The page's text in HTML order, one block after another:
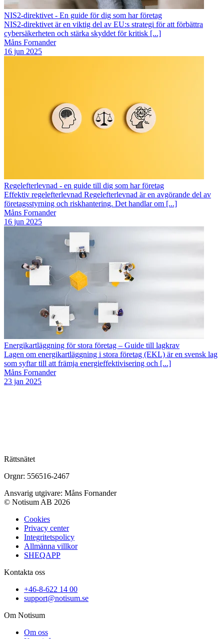
NIS2-direktivet - En guide för dig som har företag
NIS2-direktivet är en viktig del av EU:s strategi för att förbättra
cybersäkerheten och stärka skyddet för kritisk [...]
Måns Fornander
16 jun 2025
Regelefterlevnad - en guide till dig som har företag
Effektiv regelefterlevnad Regelefterlevnad är en avgörande del av
företagsstyrning och riskhantering. Det handlar om [...]
Måns Fornander
16 jun 2025
Energikartläggning för stora företag – Guide till lagkrav
Lagen om energikartläggning i stora företag (EKL) är en svensk lag
som syftar till att främja energieffektivisering och [...]
Måns Fornander
23 jan 2025
Rättsnätet
Orgnr: 556516-2467
Ansvarig utgivare: Måns Fornander
© Notisum AB 2026
Cookies
Privacy center
Integritetspolicy
Allmänna villkor
SHEQAPP
Kontakta oss
+46-8-622 14 00
support@notisum.se
Om Notisum
Om oss